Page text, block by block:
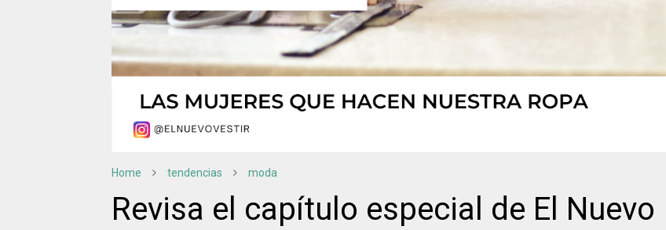
Home tendencias moda
Revisa el capítulo especial de El Nuevo